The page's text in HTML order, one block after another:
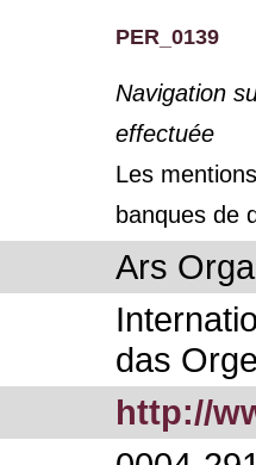
PER_0139
Navigation
effectuée
Les
banques de
Ars
das
http://